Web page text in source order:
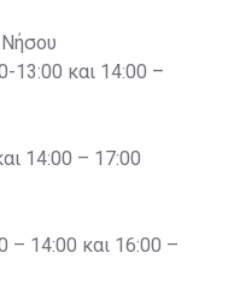
13:00 και 14:00 –
14:00 – 17:00
– 14:00 και 16:00 –